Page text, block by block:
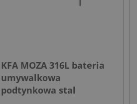
KFA MOZA 316L bateria
umywalkowa
podtynkowa stal